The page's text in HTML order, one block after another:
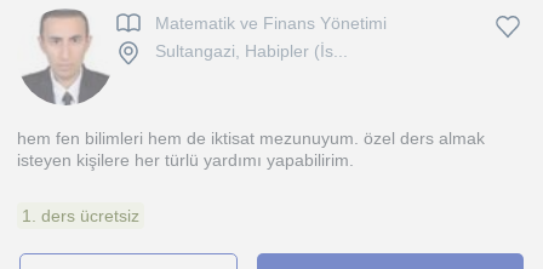
Matematik ve Finans Yönetimi
Sultangazi, Habipler (İs...
hem fen bilimleri hem de iktisat mezunuyum. özel ders almak
isteyen kişilere her türlü yardımı yapabilirim.
1. ders ücretsiz